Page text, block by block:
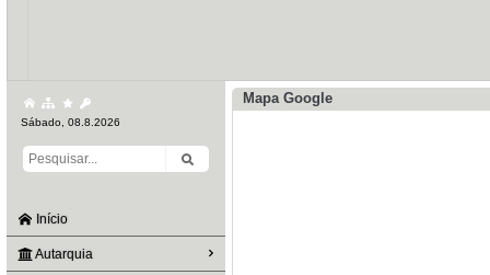
Sábado, 08.8.2026
Início
Autarquia
Mapa Google